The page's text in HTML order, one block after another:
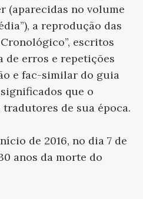
(aparecidas no volume
a reprodução das
escritos
de erros e repetições
e fac-similar do guia
que o
de sua época.
de 2016, no dia 7 de
anos da morte do